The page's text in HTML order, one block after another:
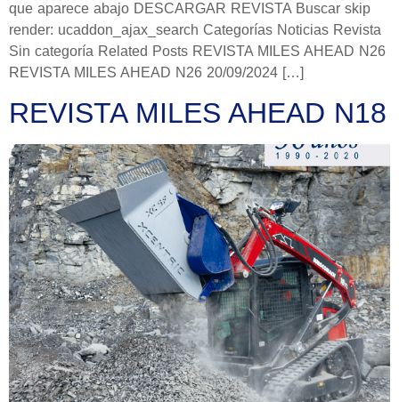
que aparece abajo DESCARGAR REVISTA Buscar skip
render: ucaddon_ajax_search Categorías Noticias Revista
Sin categoría Related Posts REVISTA MILES AHEAD N26
REVISTA MILES AHEAD N26 20/09/2024 […]
REVISTA MILES AHEAD N18